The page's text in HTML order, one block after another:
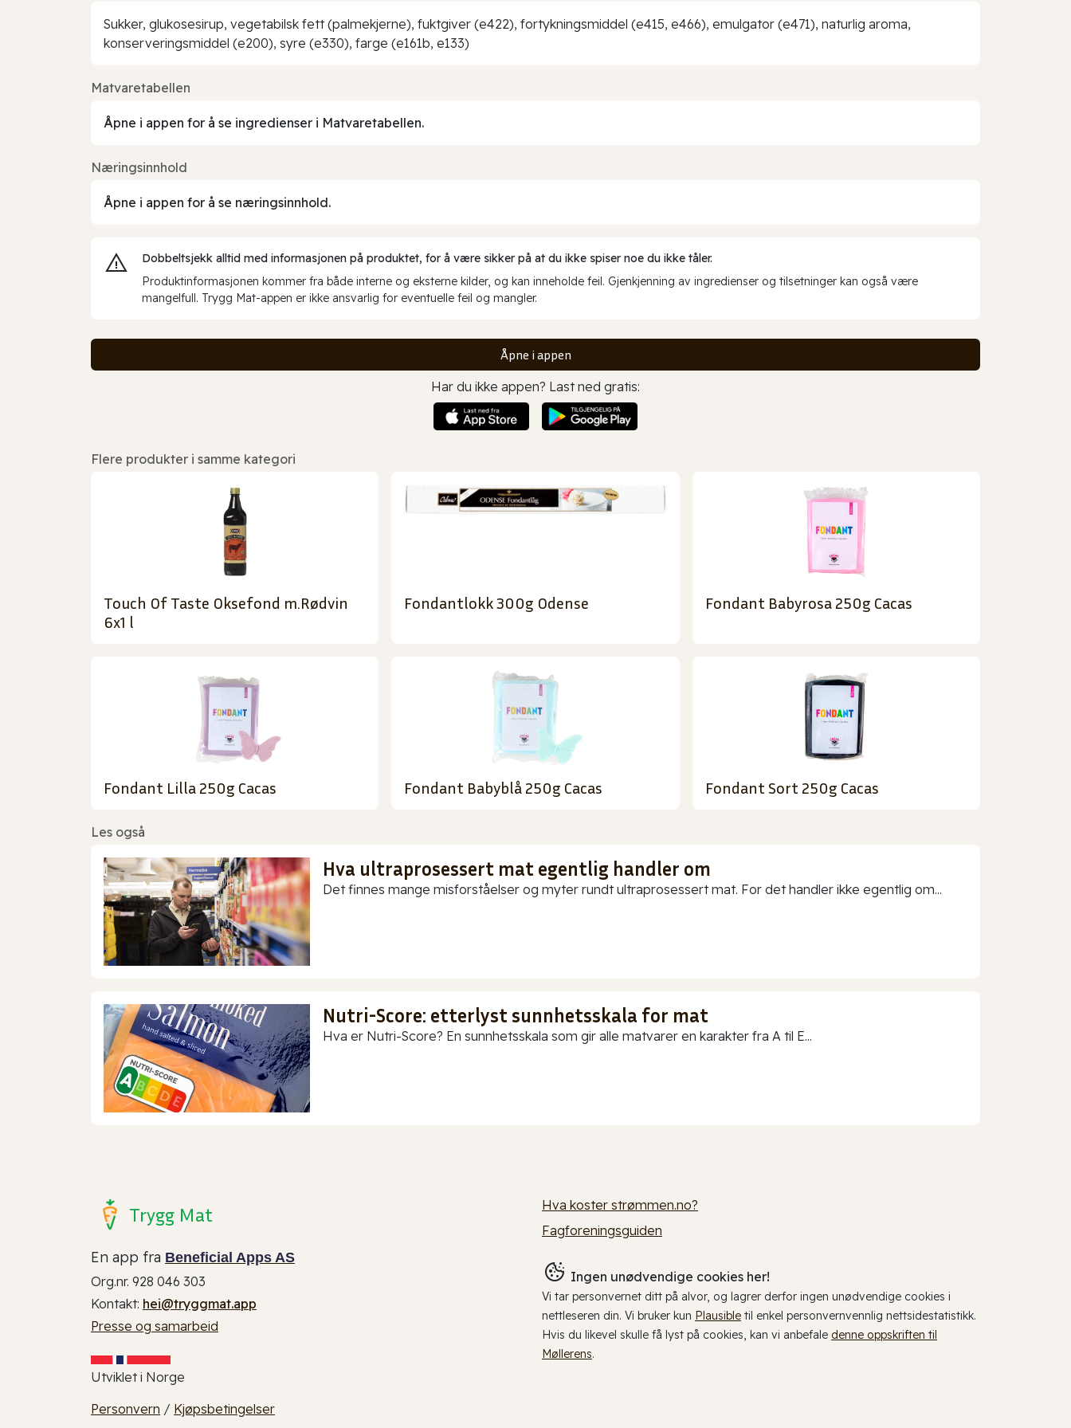
Sukker, glukosesirup, vegetabilsk fett (palmekjerne), fuktgiver (e422), fortykningsmiddel (e415, e466), emulgator (e471), naturlig aroma,
konserveringsmiddel (e200), syre (e330), farge (e161b, e133)
Matvaretabellen
Åpne i appen for å se ingredienser i Matvaretabellen.
Næringsinnhold
Åpne i appen for å se næringsinnhold.
Dobbeltsjekk alltid med informasjonen på produktet, for å være sikker på at du ikke spiser noe du ikke tåler.
Produktinformasjonen kommer fra både interne og eksterne kilder, og kan inneholde feil. Gjenkjenning av ingredienser og tilsetninger kan også være
mangelfull. Trygg Mat-appen er ikke ansvarlig for eventuelle feil og mangler.
Åpne i appen
Har du ikke appen? Last ned gratis:
Flere produkter i samme kategori
Touch Of Taste Oksefond m.Rødvin
6x1 l
Fondantlokk 300g Odense Fondant Babyrosa 250g Cacas
Fondant Lilla 250g Cacas Fondant Babyblå 250g Cacas Fondant Sort 250g Cacas
Les også
Hva ultraprosessert mat egentlig handler om
Det finnes mange misforståelser og myter rundt ultraprosessert mat. For det handler ikke egentlig om...
Nutri-Score: etterlyst sunnhetsskala for mat
Hva er Nutri-Score? En sunnhetsskala som gir alle matvarer en karakter fra A til E...
Trygg Mat
En app fra Beneficial Apps AS
Org.nr. 928 046 303
Kontakt: hei@tryggmat.app
Presse og samarbeid
Utviklet i Norge
Personvern / Kjøpsbetingelser
Hva koster strømmen.no?
Fagforeningsguiden
Ingen unødvendige cookies her!
Vi tar personvernet ditt på alvor, og lagrer derfor ingen unødvendige cookies i
nettleseren din. Vi bruker kun Plausible til enkel personvernvennlig nettsidestatistikk.
Hvis du likevel skulle få lyst på cookies, kan vi anbefale denne oppskriften til
Møllerens.